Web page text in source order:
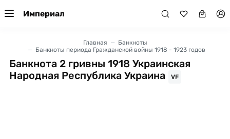
Империал
Главная
Банкноты
Банкноты периода Гражданской войны 1918 - 1923 годов
Банкнота 2 гривны 1918 Украинская
Народная Республика Украина
VF